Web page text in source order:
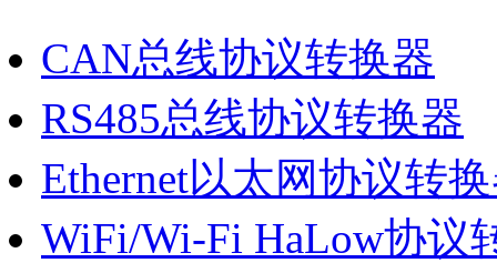
CAN总线协议转换器
RS485总线协议转换器
Ethernet以太网协议转
WiFi/Wi-Fi HaLow协议